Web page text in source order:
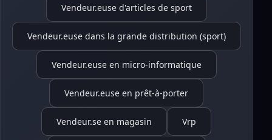
Vendeur.euse d'articles de sport
Vendeur.euse dans la grande distribution (sport)
Vendeur.euse en micro-informatique
Vendeur.euse en prêt-à-porter
Vendeur.se en magasin Vrp